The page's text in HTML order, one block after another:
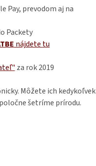
Pay, prevodom aj na
Packety
nájdete tu
za rok 2019
Môžete ich kedykoľvek
šetríme prírodu.